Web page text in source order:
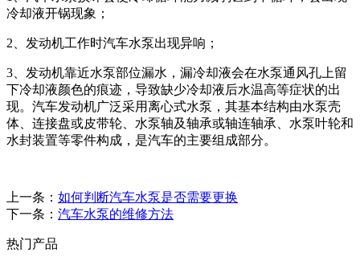
冷却液开锅现象；
2、发动机工作时汽车水泵出现异响；
3、发动机靠近水泵部位漏水，漏冷却液会在水泵通风孔上留
下冷却液颜色的痕迹，导致缺少冷却液后水温高等症状的出
现。汽车发动机广泛采用离心式水泵，其基本结构由水泵壳
体、连接盘或皮带轮、水泵轴及轴承或轴连轴承、水泵叶轮和
水封装置等零件构成，是汽车的主要组成部分。
上一条： 如何判断汽车水泵是否需要更换
下一条： 汽车水泵的维修方法
热门产品